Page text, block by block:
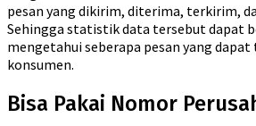
pesan yang dikirim, diterima, terkirim,
Sehingga statistik data tersebut dapat
mengetahui seberapa pesan yang
konsumen.
Bisa Pakai Nomor